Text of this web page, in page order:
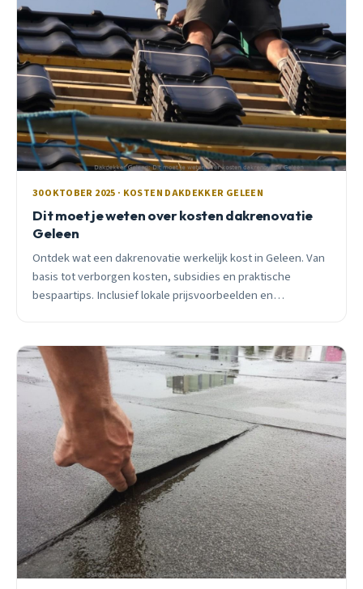
30 OKTOBER 2025 · KOSTEN DAKDEKKER GELEEN
Dit moet je weten over kosten dakrenovatie
Geleen
Ontdek wat een dakrenovatie werkelijk kost in Geleen. Van
basis tot verborgen kosten, subsidies en praktische
bespaartips. Inclusief lokale prijsvoorbeelden en